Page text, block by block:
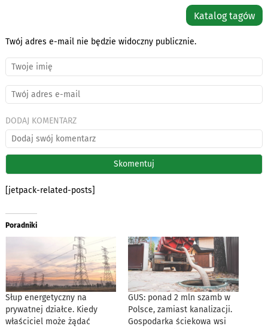
Katalog tagów
Twój adres e-mail nie będzie widoczny publicznie.
DODAJ KOMENTARZ
[jetpack-related-posts]
Poradniki
Słup energetyczny na
prywatnej działce. Kiedy
właściciel może żądać
GUS: ponad 2 mln szamb w
Polsce, zamiast kanalizacji.
Gospodarka ściekowa wsi